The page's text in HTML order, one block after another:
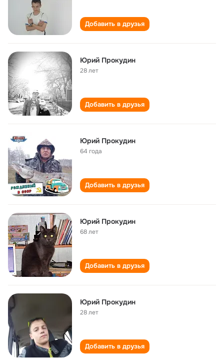
Добавить в друзья
Юрий Прокудин
28 лет
Добавить в друзья
Юрий Прокудин
64 года
Добавить в друзья
Юрий Прокудин
68 лет
Добавить в друзья
Юрий Прокудин
28 лет
Добавить в друзья